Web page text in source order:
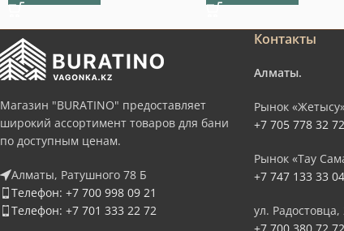
Магазин "BURATINO" предоставляет
широкий ассортимент товаров для бани
по доступным ценам.
Алматы, Ратушного 78 Б
Телефон: +7 700 998 09 21
Телефон: +7 701 333 22 72
Контакты
Алматы.
Рынок
+7 705 778 32 72
Рынок «Тау
+7 747 133 33 04
ул. Радостовца,